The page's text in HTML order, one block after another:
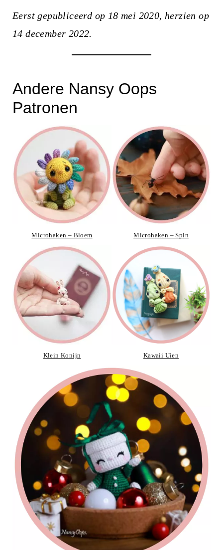
Eerst gepubliceerd op 18 mei 2020, herzien op
14 december 2022.
Andere Nansy Oops
Patronen
Microhaken – Bloem Microhaken – Spin
Klein Konijn Kawaii Uien